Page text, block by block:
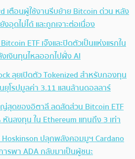
เตือนผู้ใช้งานรีบย้าย Bitcoin ด่วน หลัง
งอุดไม่ได้ และถูกเจาะต่อเนื่อง
ETF เจ๊งและปิดตัวเป็นแห่งแรกใน
เงินทุนไหลออกไปฝั่ง AI
ลุยเปิดตัว Tokenized สำหรับกองทุน
ยุโรปมูลค่า 3.11 แสนล้านดอลลาร์
สุดของอิตาลี ลดสัดส่วน Bitcoin ETF
หันลงทุน ใน Ethereum แทนถึง 3 เท่า
Hoskinson ปลุกพลังคอมมูฯ Cardano
รพา ADA กลับมาเป็นผู้ชนะ